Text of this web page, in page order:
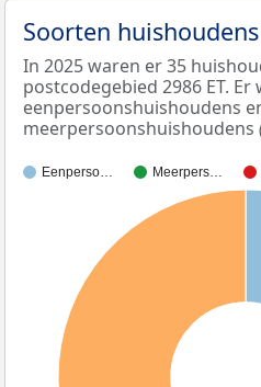
Soorten huishoudens
In 2025 waren er 35
postcodegebied 2986 ET. Er
eenpersoonshuishoudens
meerpersoonshuishoudens
Eenperso… Meerpers…